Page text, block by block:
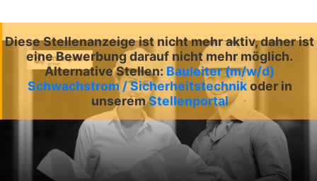
Diese Stellenanzeige ist nicht mehr aktiv, daher ist
eine Bewerbung darauf nicht mehr möglich.
Alternative Stellen: Bauleiter (m/w/d)
Schwachstrom / Sicherheitstechnik oder in
unseremStellenportal